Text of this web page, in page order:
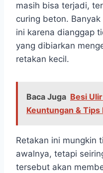
masih bisa terjadi,
curing beton.
ini karena dianggap
yang dibiarkan
retakan kecil.
Baca Juga Besi
Keuntungan & Tips
Retakan ini mungkin
awalnya, tetapi
tersebut akan